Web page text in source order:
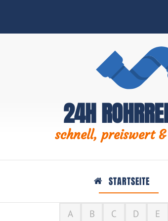
24H
schnell, preiswert
STARTSEITE
A B C D E